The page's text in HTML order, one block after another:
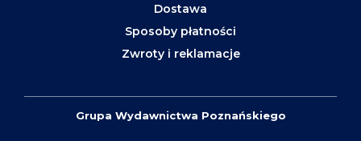
Dostawa
Sposoby płatności
Zwroty i reklamacje
Grupa Wydawnictwa Poznańskiego